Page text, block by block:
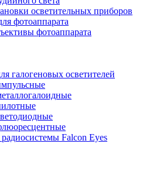
осветительных приборов
фотоаппарата
фотоаппарата
галогеновых осветителей
Falcon Eyes